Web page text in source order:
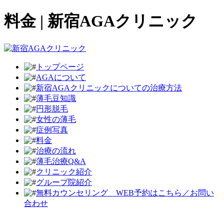
料金 | 新宿AGAクリニック
トップページ
AGAについて
新宿AGAクリニックについての治療方法
薄毛豆知識
円形脱毛
女性の薄毛
症例写真
料金
治療の流れ
薄毛治療Q&A
クリニック紹介
グループ院紹介
無料カウンセリング WEB予約はこちら／お問い
合わせ